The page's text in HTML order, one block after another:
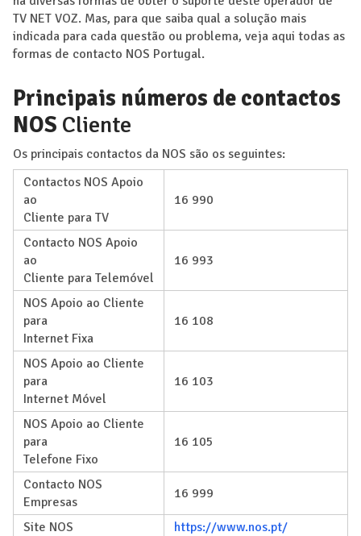
TV NET VOZ. Mas, para que saiba qual a solução mais
indicada para cada questão ou problema, veja aqui todas as
formas de contacto NOS Portugal.
Principais números de contactos
NOS Cliente
Os principais contactos da NOS são os seguintes:
Contactos NOS Apoio
ao
Cliente para TV
16 990
Contacto NOS Apoio
ao
Cliente para Telemóvel
16 993
NOS Apoio ao Cliente
para
Internet Fixa
16 108
NOS Apoio ao Cliente
para
Internet Móvel
16 103
NOS Apoio ao Cliente
para
Telefone Fixo
16 105
Contacto NOS
Empresas
16 999
Site NOS
https://www.nos.pt/